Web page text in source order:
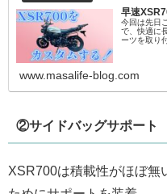
早速
今回は先日
で、快適に
ーツを取り
www.masalife-blog.com
②サイドバッグサポート
XSR700は積載性がほぼ無